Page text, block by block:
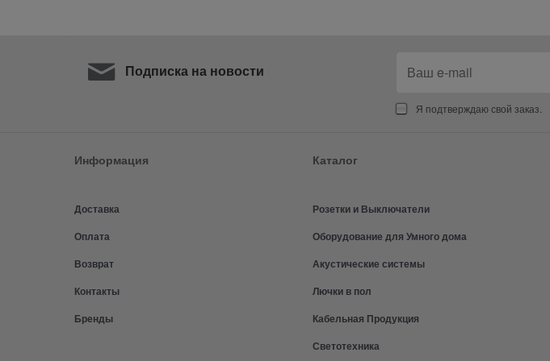
Подписка на новости
Я подтверждаю свой заказ.
Информация
Доставка
Оплата
Возврат
Контакты
Бренды
Каталог
Розетки и Выключатели
Оборудование для Умного дома
Акустические системы
Лючки в пол
Кабельная Продукция
Светотехника